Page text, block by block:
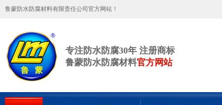
鲁蒙防水防腐材料有限责任公司官方网站！
专注防水防腐30年 注册商标
鲁蒙防水防腐材料官方网站